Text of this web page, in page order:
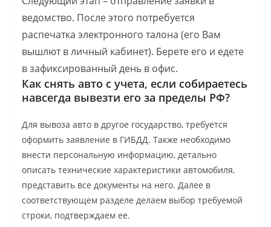
ведомство. После этого потребуется
распечатка электронного талона (его Вам
вышлют в личный кабинет). Берете его и едете
в зафиксированный день в офис.
Как снять авто с учета, если собираетесь
навсегда вывезти его за пределы РФ?
Для вывоза авто в другое государство, требуется
оформить заявление в ГИБДД. Также необходимо
внести персональную информацию, детально
описать технические характеристики автомобиля,
представить все документы на него. Далее в
соответствующем разделе делаем выбор требуемой
строки, подтверждаем ее.